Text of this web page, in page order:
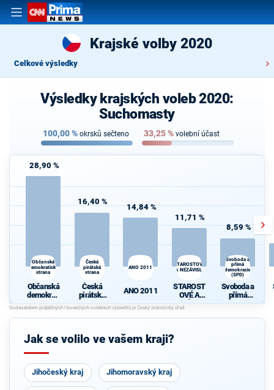
Krajské volby 2020
Celkové výsledky
Výsledky krajských voleb 2020:
Suchomasty
100,00% okrsků sečteno 33,25% volební účast
28,90 %
Občanská
demokratická
strana
Občanská
demokrati
cká strana
16,40 %
Česká
pirátská
strana
Česká
pirátská
strana
14,84 %
ANO 2011
ANO 2011
11,71 %
STAROSTOVÉ
A NEZÁVISLÍ
STAROST
OVÉ A
NEZÁVISL
8,59 %
Svoboda a
přímá
demokracie
(SPD)
Svoboda a
přímá
demokraci
Jak se volilo ve vašem kraji?
Jihočeský kraj Jihomoravský kraj